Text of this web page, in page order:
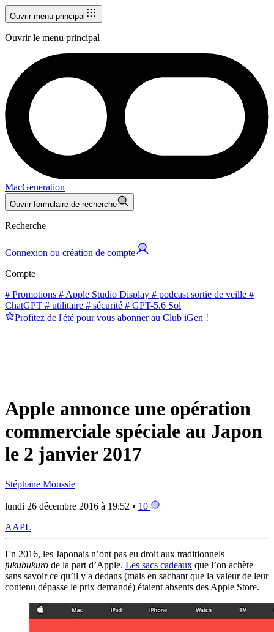
Ouvrir menu principal
Ouvrir le menu principal
MacGeneration
Ouvrir formulaire de recherche
Recherche
Connexion ou création de compte
Compte
# Promotions # Apple Studio Display # podcast sortie de veille #
ChatGPT # utilitaire # sécurité # GPT-5.6 Sol
Profitez de l'été pour vous abonner au Club iGen !
Apple annonce une opération
commerciale spéciale au Japon
le 2 janvier 2017
Stéphane Moussie
lundi 26 décembre 2016 à 19:52 • 10
AAPL
En 2016, les Japonais n’ont pas eu droit aux traditionnels
fukubukuro de la part d’Apple. Les sacs cadeaux que l’on achète
sans savoir ce qu’il y a dedans (mais en sachant que la valeur de leur
contenu dépasse le prix demandé) étaient absents des Apple Store.